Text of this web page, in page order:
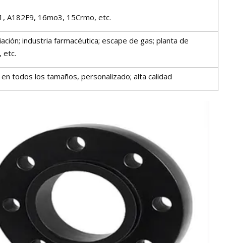
A182F9, 16mo3, 15Crmo, etc.
industria farmacéutica; escape de gas; planta de
etc.
todos los tamaños, personalizado; alta calidad